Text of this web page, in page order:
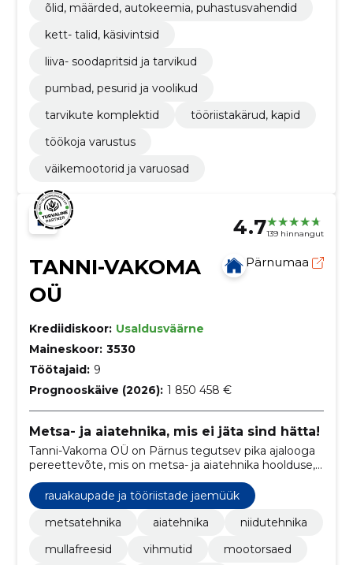
õlid, määrded, autokeemia, puhastusvahendid
kett- talid, käsivintsid
liiva- soodapritsid ja tarvikud
pumbad, pesurid ja voolikud
tarvikute komplektid
tööriistakärud, kapid
töökoja varustus
väikemootorid ja varuosad
4.7139 hinnangut
TANNI-VAKOMA
OÜ
Pärnumaa
Krediidiskoor: Usaldusväärne
Maineskoor: 3530
Töötajaid: 9
Prognooskäive (2026): 1 850 458 €
Metsa- ja aiatehnika, mis ei jäta sind hätta!
Tanni-Vakoma OÜ on Pärnus tegutsev pika ajalooga
pereettevõte, mis on metsa- ja aiatehnika hoolduse,
remondi ning varuosadega klientide usaldust
teeninud alates 1992. aastast.
rauakaupade ja tööriistade jaemüük
metsatehnika
aiatehnika
niidutehnika
mullafreesid
vihmutid
mootorsaed